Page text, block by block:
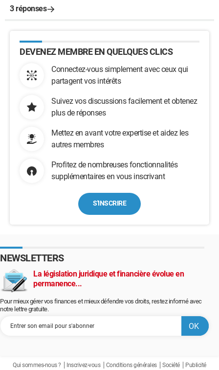
3 réponses
DEVENEZ MEMBRE EN QUELQUES CLICS
Connectez-vous simplement avec ceux qui
partagent vos intérêts
Suivez vos discussions facilement et obtenez
plus de réponses
Mettez en avant votre expertise et aidez les
autres membres
Profitez de nombreuses fonctionnalités
supplémentaires en vous inscrivant
S'INSCRIRE
NEWSLETTERS
La législation juridique et financière évolue en
permanence...
Pour mieux gérer vos finances et mieux défendre vos droits, restez informé avec
notre lettre gratuite.
Qui sommes-nous ? Inscrivez-vous Conditions générales Société Publicité